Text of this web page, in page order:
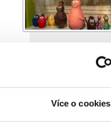
Více o cookies